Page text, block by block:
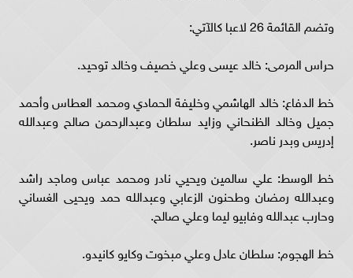
وتضم القائمة 26 لاعبا كالآتي:
حراس المرمى: خالد عيسى وعلي خصيف وخالد توحيد.
خط الدفاع: خالد الهاشمي وخليفة الحمادي ومحمد العطاس وأحمد
جميل وخالد الظنحاني وزايد سلطان وعبدالرحمن صالح وعبدالله
إدريس وبدر ناصر.
خط الوسط: علي سالمين ويحيي نادر ومحمد عباس وماجد راشد
وعبدالله رمضان وطحنون الزعابي وعبدالله حمد ويحيى الغساني
وحارب عبدالله وفابيو ليما وعلي صالح.
خط الهجوم: سلطان عادل وعلي مبخوت وكايو كانيدو.